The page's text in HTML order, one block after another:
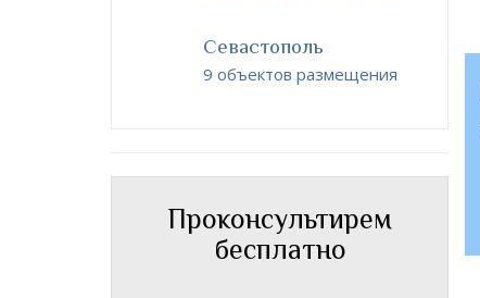
Севастополь
9 объектов размещения
Проконсультирем
бесплатно